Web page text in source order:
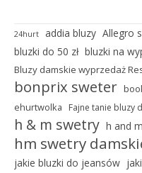
24hurt addia bluzy Allegro
bluzki do 50 zł bluzki na
Bluzy damskie wyprzedaż
bonprix sweter
ehurtwolka Fajne tanie bluzy
h & m swetry h and
hm swetry
jakie bluzki do jeansów